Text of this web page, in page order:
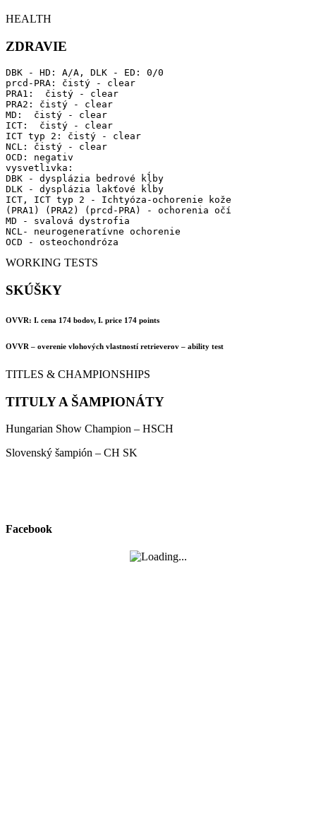
HEALTH
ZDRAVIE
DBK - HD: A/A, DLK - ED: 0/0
prcd-PRA: čistý - clear
PRA1:  čistý - clear
PRA2: čistý - clear
MD:  čistý - clear
ICT:  čistý - clear
ICT typ 2: čistý - clear
NCL: čistý - clear
OCD: negativ
vysvetlivka:
DBK - dysplázia bedrové kĺby
DLK - dysplázia lakťové kĺby
ICT, ICT typ 2 - Ichtyóza-ochorenie kože
(PRA1) (PRA2) (prcd-PRA) - ochorenia očí
MD - svalová dystrofia
NCL- neurogeneratívne ochorenie
OCD - osteochondróza
WORKING TESTS
SKÚŠKY
OVVR: I. cena 174 bodov, I. price 174 points
OVVR – overenie vlohových vlastností retrieverov – ability test
TITLES & CHAMPIONSHIPS
TITULY A ŠAMPIONÁTY
Hungarian Show Champion – HSCH
Slovenský šampión – CH SK
Facebook